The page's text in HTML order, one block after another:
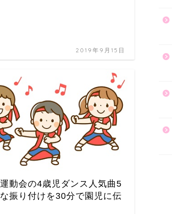
2019年9月15日
動会の4歳児ダンス人気曲5
振り付けを30分で園児に伝